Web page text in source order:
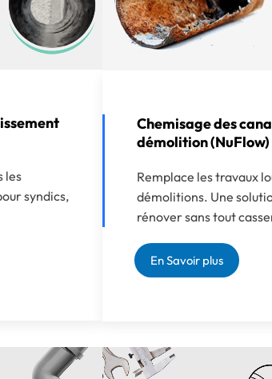
les
syndics,
Chemisage des
démolition (NuFlow)
Remplace les travaux
démolitions. Une
rénover sans tout
En Savoir plus